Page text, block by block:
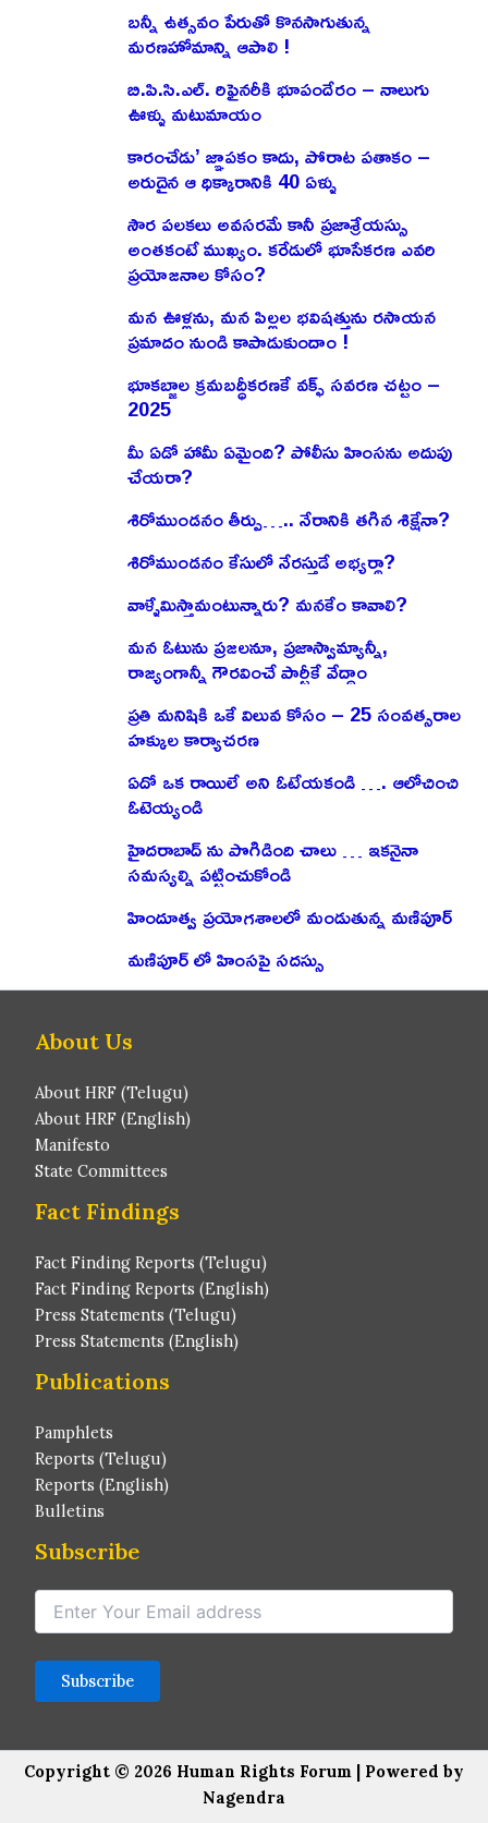
బన్నీ ఉత్సవం పేరుతో కొనసాగుతున్న
మరణహోమాన్ని ఆపాలి !
బి.పి.సి.ఎల్. రిఫైనరీకి భూపందేరం – నాలుగు
ఊళ్ళు మటుమాయం
కారంచేడు’ జ్ఞాపకం కాదు, పోరాట పతాకం –
అరుదైన ఆ ధిక్కారానికి 40 ఏళ్ళు
సౌర పలకలు అవసరమే కానీ ప్రజాశ్రేయస్సు
అంతకంటే ముఖ్యం. కరేడులో భూసేకరణ ఎవరి
ప్రయోజనాల కోసం?
మన ఊళ్లను, మన పిల్లల భవిషత్తును రసాయన
ప్రమాదం నుండి కాపాడుకుందాం !
భూకబ్జాల క్రమబద్ధీకరణకే వక్ఫ్ సవరణ చట్టం –
2025
మీ ఏడో హామీ ఏమైంది? పోలీసు హింసను అదుపు
చేయరా?
శిరోముండనం తీర్పు….. నేరానికి తగిన శిక్షేనా?
శిరోముండనం కేసులో నేరస్తుడే అభ్యర్థా?
వాళ్ళేమిస్తామంటున్నారు? మనకేం కావాలి?
మన ఓటును ప్రజలనూ, ప్రజాస్వామ్యాన్నీ,
రాజ్యంగాన్నీ గౌరవించే పార్టీకే వేద్దాం
ప్రతి మనిషికి ఒకే విలువ కోసం – 25 సంవత్సరాల
హక్కుల కార్యాచరణ
ఏదో ఒక రాయిలే అని ఓటేయకండి …. ఆలోచించి
ఓటెయ్యండి
హైదరాబాద్ ను పొగిడింది చాలు … ఇకనైనా
సమస్యల్ని పట్టించుకోండి
హిందూత్వ ప్రయోగశాలలో మండుతున్న మణిపూర్
మణిపూర్ లో హింసపై సదస్సు
About Us
About HRF (Telugu)
About HRF (English)
Manifesto
State Committees
Fact Findings
Fact Finding Reports (Telugu)
Fact Finding Reports (English)
Press Statements (Telugu)
Press Statements (English)
Publications
Pamphlets
Reports (Telugu)
Reports (English)
Bulletins
Subscribe
Copyright © 2026 Human Rights Forum | Powered by
Nagendra